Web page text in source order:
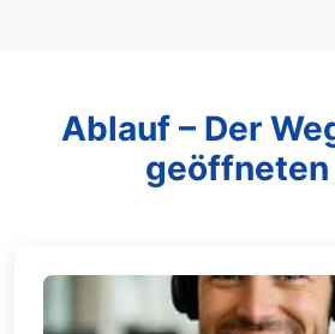
Ablauf – Der
geöffneten